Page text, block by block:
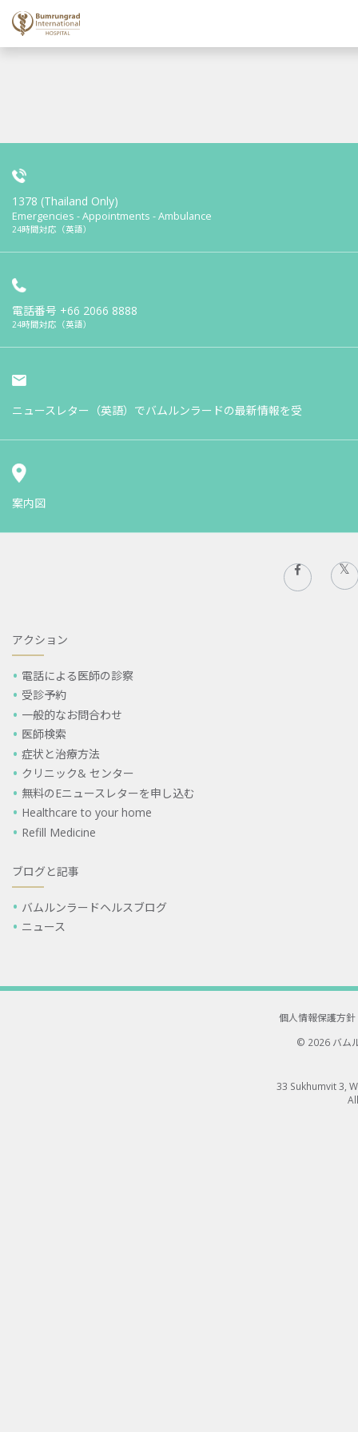
1378 (Thailand Only)
Emergencies - Appointments - Ambulance
24時間対応（英語）
電話番号 +66 2066 8888
24時間対応（英語）
ニュースレター（英語）でバムルンラードの最新情報を受
案内図
アクション
電話による医師の診察
受診予約
一般的なお問合わせ
医師検索
症状と治療方法
クリニック& センター
無料のEニュースレターを申し込む
Healthcare to your home
Refill Medicine
ブログと記事
バムルンラードヘルスブログ
ニュース
個人情報保護方針
© 2026 バム
33 Sukhumvit 3,